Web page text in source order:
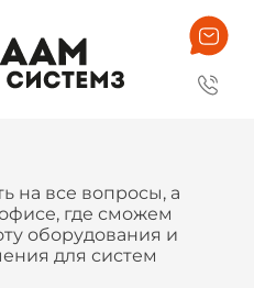
на все вопросы, а
где сможем
оборудования и
для систем